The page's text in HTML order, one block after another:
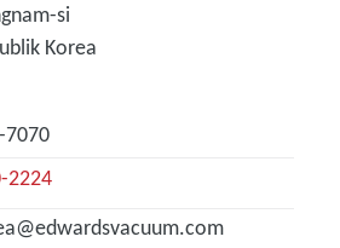
si
Korea
7070
2224